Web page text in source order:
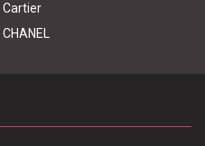
Cartier
CHANEL